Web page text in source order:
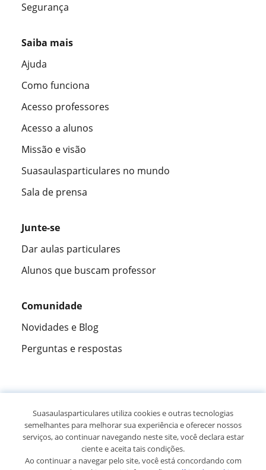
Segurança
Saiba mais
Ajuda
Como funciona
Acesso professores
Acesso a alunos
Missão e visão
Suasaulasparticulares no mundo
Sala de prensa
Junte-se
Dar aulas particulares
Alunos que buscam professor
Comunidade
Novidades e Blog
Perguntas e respostas
305915opiniões de alunos
© 2007 - 2026 Suas aulas particulares
Suasaulasparticulares utiliza cookies e outras tecnologias
semelhantes para melhorar sua experiência e oferecer nossos
serviços, ao continuar navegando neste site, você declara estar
ciente e aceita tais condições.
Ao continuar a navegar pelo site, você está concordando com